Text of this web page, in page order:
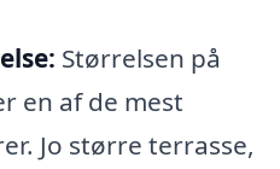
Størrelsen på
en af de mest
Jo større terrasse,